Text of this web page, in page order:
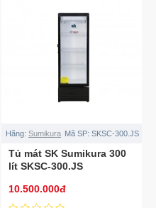
Hãng: Sumikura Mã SP: SKSC-300.JS
Tủ mát SK Sumikura 300
lít SKSC-300.JS
10.500.000đ